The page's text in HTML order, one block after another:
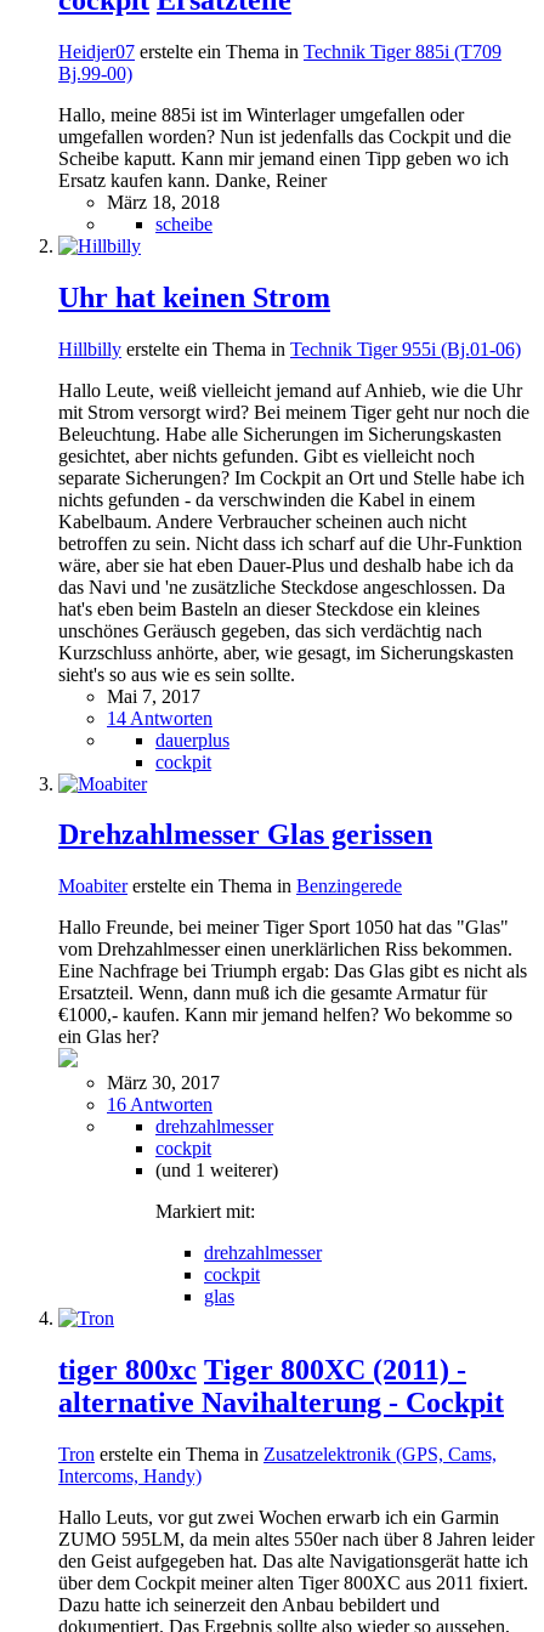
Heidjer07 erstelte ein Thema in Technik Tiger 885i (T709
Bj.99-00)
Hallo, meine 885i ist im Winterlager umgefallen oder
umgefallen worden? Nun ist jedenfalls das Cockpit und die
Scheibe kaputt. Kann mir jemand einen Tipp geben wo ich
Ersatz kaufen kann. Danke, Reiner
März 18, 2018
scheibe
Uhr hat keinen Strom
Hillbilly erstelte ein Thema in Technik Tiger 955i (Bj.01-06)
Hallo Leute, weiß vielleicht jemand auf Anhieb, wie die Uhr
mit Strom versorgt wird? Bei meinem Tiger geht nur noch die
Beleuchtung. Habe alle Sicherungen im Sicherungskasten
gesichtet, aber nichts gefunden. Gibt es vielleicht noch
separate Sicherungen? Im Cockpit an Ort und Stelle habe ich
nichts gefunden - da verschwinden die Kabel in einem
Kabelbaum. Andere Verbraucher scheinen auch nicht
betroffen zu sein. Nicht dass ich scharf auf die Uhr-Funktion
wäre, aber sie hat eben Dauer-Plus und deshalb habe ich da
das Navi und 'ne zusätzliche Steckdose angeschlossen. Da
hat's eben beim Basteln an dieser Steckdose ein kleines
unschönes Geräusch gegeben, das sich verdächtig nach
Kurzschluss anhörte, aber, wie gesagt, im Sicherungskasten
sieht's so aus wie es sein sollte.
Mai 7, 2017
14 Antworten
dauerplus
cockpit
Drehzahlmesser Glas gerissen
Moabitererstelte ein Thema in Benzingerede
Hallo Freunde, bei meiner Tiger Sport 1050 hat das "Glas"
vom Drehzahlmesser einen unerklärlichen Riss bekommen.
Eine Nachfrage bei Triumph ergab: Das Glas gibt es nicht als
Ersatzteil. Wenn, dann muß ich die gesamte Armatur für
€1000,- kaufen. Kann mir jemand helfen? Wo bekomme so
ein Glas her?
März 30, 2017
16 Antworten
drehzahlmesser
cockpit
(und 1 weiterer)
Markiert mit:
drehzahlmesser
cockpit
glas
tiger 800xc Tiger 800XC (2011) -
alternative Navihalterung - Cockpit
Tron erstelte ein Thema in Zusatzelektronik (GPS, Cams,
Intercoms, Handy)
Hallo Leuts, vor gut zwei Wochen erwarb ich ein Garmin
ZUMO 595LM, da mein altes 550er nach über 8 Jahren leider
den Geist aufgegeben hat. Das alte Navigationsgerät hatte ich
über dem Cockpit meiner alten Tiger 800XC aus 2011 fixiert.
Dazu hatte ich seinerzeit den Anbau bebildert und
dokumentiert. Das Ergebnis sollte also wieder so aussehen,